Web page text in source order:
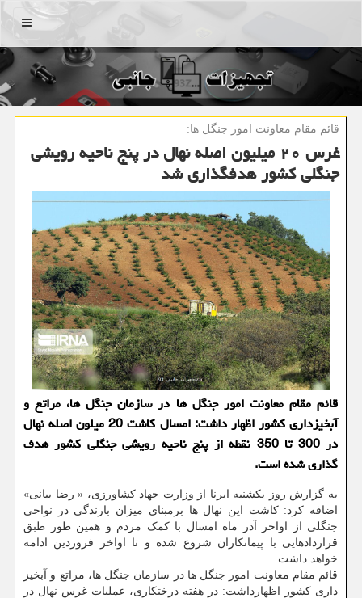
منو
قائم مقام معاونت امور جنگل ها:
غرس ۲۰ میلیون اصله نهال در پنج ناحیه رویشی
جنگلی كشور هدفگذاری شد
قائم مقام معاونت امور جنگل ها در سازمان جنگل ها، مراتع و
آبخیزداری کشور اظهار داشت: امسال کاشت 20 میلون اصله نهال
در 300 تا 350 نقطه از پنج ناحیه رویشی جنگلی کشور هدف
گذاری شده است.
به گزارش روز یکشنبه ایرنا از وزارت جهاد کشاورزی، « رضا بیانی»
اضافه کرد: کاشت این نهال ها برمبنای میزان بارندگی در نواحی
جنگلی از اواخر آذر ماه امسال با کمک مردم و همین طور طبق
قراردادهایی با پیمانکاران شروع شده و تا اواخر فروردین ادامه
خواهد داشت.
قائم مقام معاونت امور جنگل ها در سازمان جنگل ها، مراتع و آبخیز
داری کشور اظهارداشت: در هفته درختکاری، عملیات غرس نهال در